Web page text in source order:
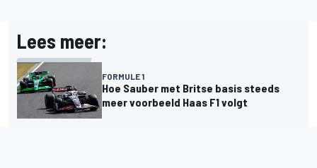
Lees meer:
FORMULE 1
Hoe Sauber met Britse basis steeds
meer voorbeeld Haas F1 volgt